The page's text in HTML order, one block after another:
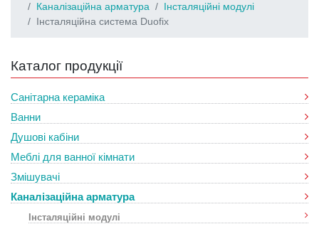
Каналізаційна арматура
Інсталяційні модулі
Інсталяційна система Duofix
Каталог продукції
Санітарна кераміка
Ванни
Душові кабіни
Меблі для ванної кімнати
Змішувачі
Каналізаційна арматура
Інсталяційні модулі